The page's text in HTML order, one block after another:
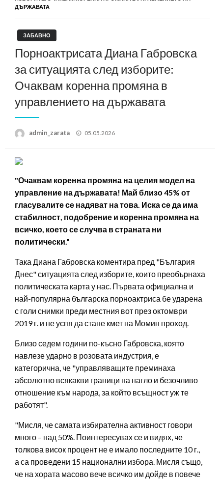
ДЪРЖАВАТА
ЗАБАВНО
Порноактрисата Диана Габровска
за ситуацията след изборите:
Очаквам коренна промяна в
управлението на държавата
admin_zarata
Posted
05.05.2026
"Очаквам коренна промяна на целия модел на
управление на държавата! Май близо 45% от
гласувалите се надяват на това. Иска се да има
стабилност, подобрение и коренна промяна на
всичко, което се случва в страната ни
политически."
Така Диана Габровска коментира пред "България
Днес" ситуацията след изборите, които преобърнаха
политическата карта у нас. Първата официална и
най-популярна българска порноактриса бе ударена
с голи снимки преди местния вот през октомври
2019 г. и не успя да стане кмет на Момин проход.
Близо седем години по-късно Габровска, която
навлезе ударно в розовата индустрия, е
категорична, че "управляващите преминаха
абсолютно всякакви граници на нагло и безочливо
отношение към народа, за който всъщност уж те
работят".
"Мисля, че самата избирателна активност говори
много – над 50%. Поинтересувах се и видях, че
толкова висок процент не е имало последните 10 г.,
а са проведени 15 национални избора. Мисля също,
че на хората масово вече всичко им дойде в повече